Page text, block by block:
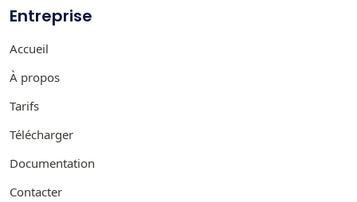
Entreprise
Accueil
À propos
Tarifs
Télécharger
Documentation
Contacter